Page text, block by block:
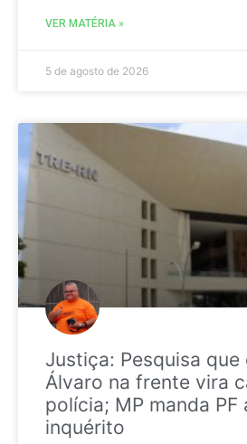
VER MATÉRIA »
5 de agosto de 2026
Justiça: Pesquisa
Álvaro na frente vira
polícia; MP manda PF
inquérito